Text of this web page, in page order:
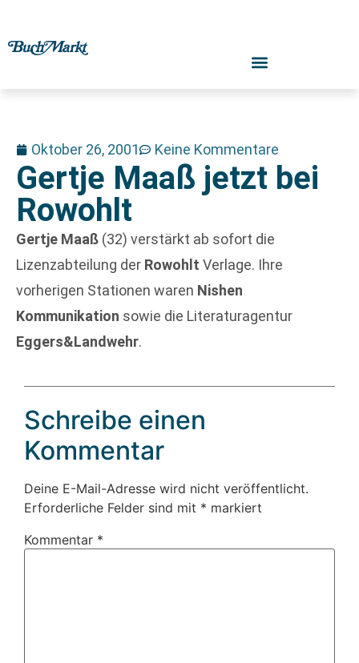
Oktober 26, 2001 Keine Kommentare
Gertje Maaß jetzt bei
Rowohlt
Gertje Maaß (32) verstärkt ab sofort die
Lizenzabteilung der Rowohlt Verlage. Ihre
vorherigen Stationen waren Nishen
Kommunikation sowie die Literaturagentur
Eggers&Landwehr.
Schreibe einen
Kommentar
Deine E-Mail-Adresse wird nicht veröffentlicht.
Erforderliche Felder sind mit * markiert
Kommentar *